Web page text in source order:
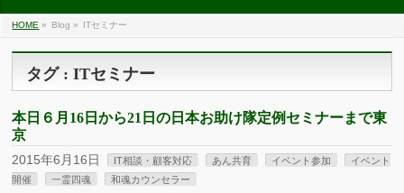
HOME » Blog » ITセミナー
タグ : ITセミナー
本日６月16日から21日の日本お助け隊定例セミナーまで東
京
2015年6月16日 IT相談・顧客対応 あん共育 イベント参加
イベント
開催
一霊四魂 和魂カウンセラー